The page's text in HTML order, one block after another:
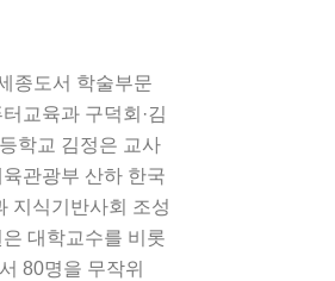
종도서 학술부문
교육과 구덕회·김
학교 김정은 교사
관광부 산하 한국
지식기반사회 조성
대학교수를 비롯
80명을 무작위